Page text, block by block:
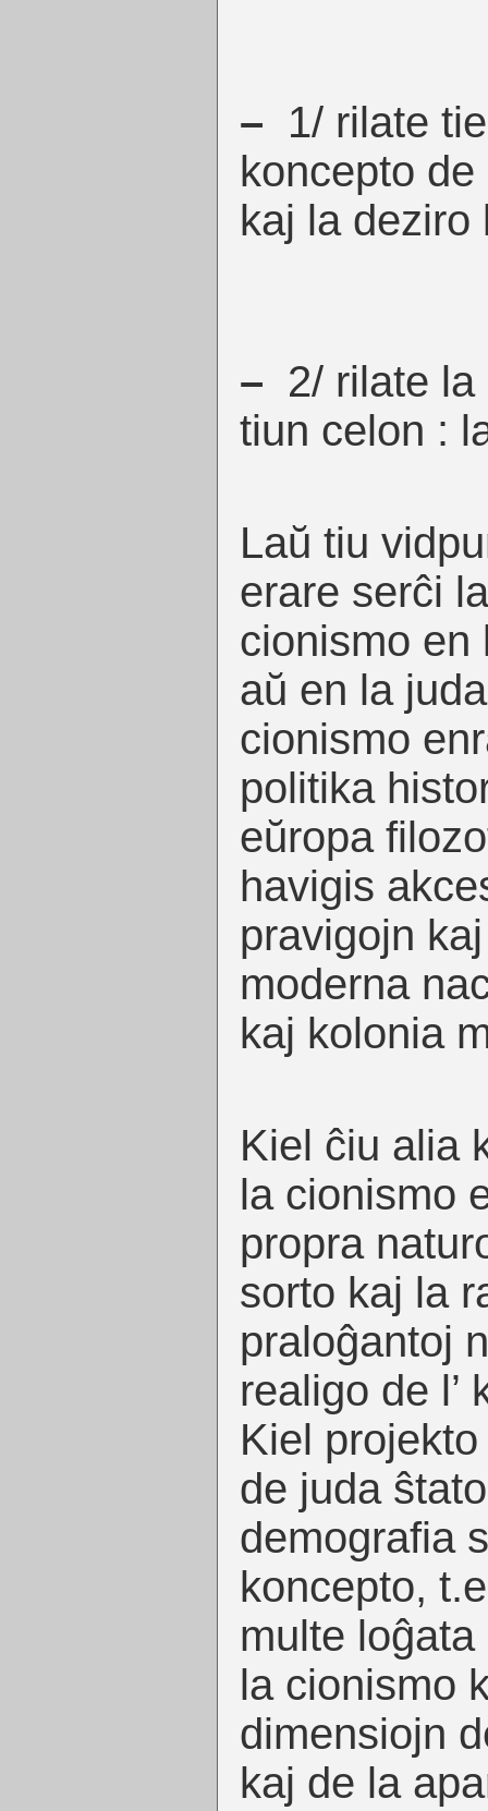
– 1/ rilate
koncepto de
kaj la deziro
– 2/ rilate
tiun celon :
Laŭ tiu
erare serĉi
cionismo en
aŭ en la
cionismo
politika
eŭropa
havigis
pravigojn
moderna
kaj kolonia
Kiel ĉiu alia
la cionismo
propra
sorto kaj la
praloĝantoj
realigo de l’
Kiel
de juda
demografia
koncepto,
multe
la cionismo
dimensiojn
kaj de la